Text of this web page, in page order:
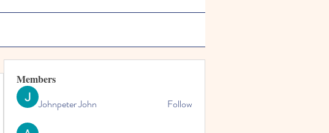
Members
Johnpeter John
Follow